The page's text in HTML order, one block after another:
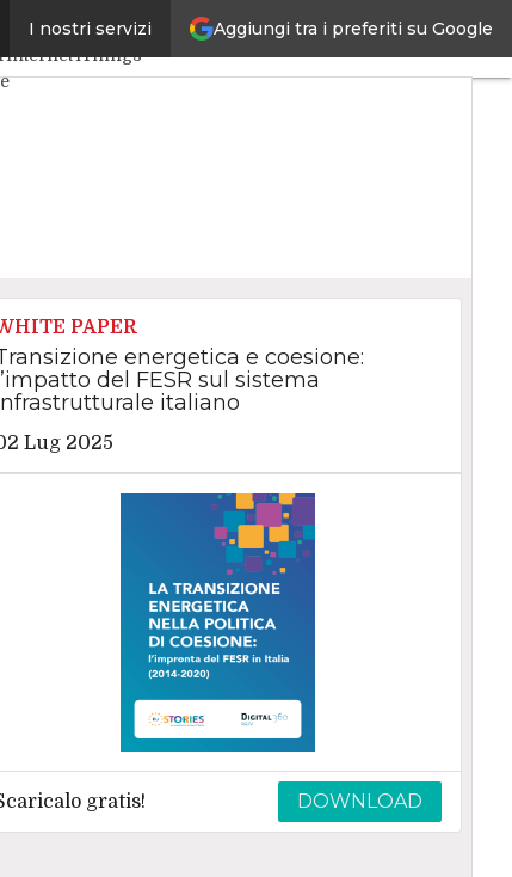
Aggiungi tra i preferiti su Google
I nostri servizi
Artificiale Big Data
Internet4Things
PAPER
energetica e coesione:
l’impatto del FESR sul sistema
italiano
Lug 2025
gratis! DOWNLOAD